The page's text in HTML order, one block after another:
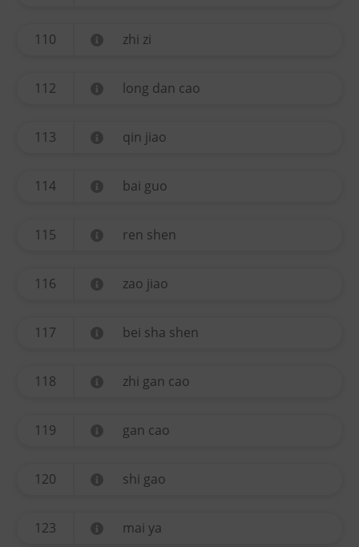
110 zhi zi
112 long dan cao
113 qin jiao
114 bai guo
115 ren shen
116 zao jiao
117 bei sha shen
118 zhi gan cao
119 gan cao
120 shi gao
123 mai ya